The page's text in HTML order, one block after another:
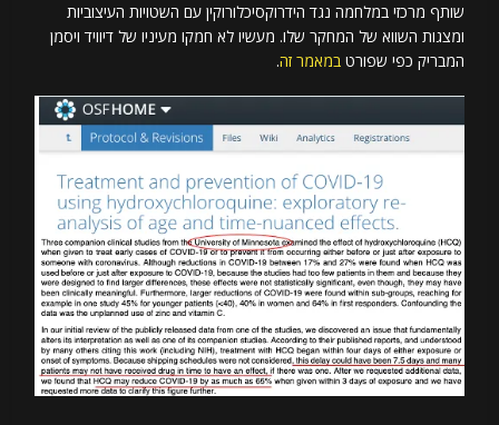
שותף מרכזי במלחמה נגד הידרוקסיכלורוקין עם השטויות העיצוביות
ומצגות השווא של המחקר שלו. מעשיו לא חמקו מעיניו של דיוויד ויסמן
המבריק כפי שפורטבמאמר זה.